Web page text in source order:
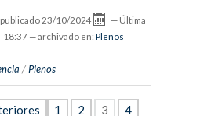
publicado 23/10/2024 — Última
18:37 — archivado en: Plenos
/Plenos
1 2 3
4